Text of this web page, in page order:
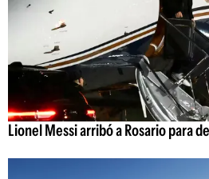
Lionel Messi arribó a Rosario para